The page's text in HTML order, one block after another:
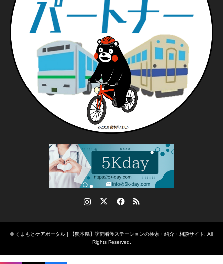
RSS
© くまもとケアポータル | 【熊本県】訪問看護ステーションの検索・紹介・相談サイト. All
Rights Reserved.